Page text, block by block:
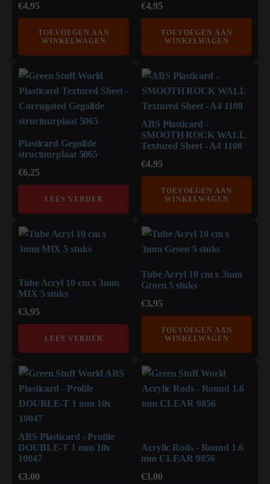
€4,95
TOEVOEGEN AAN
WINKELWAGEN
€4,95
TOEVOEGEN AAN
WINKELWAGEN
Plasticard Gegolfde
structuurplaat 5065
€6,25
LEES VERDER
ABS Plasticard -
SMOOTH ROCK WALL
Textured Sheet - A4 1108
€4,95
TOEVOEGEN AAN
WINKELWAGEN
Tube Acryl 10 cm x 3mm
MIX 5 stuks
€3,95
LEES VERDER
Tube Acryl 10 cm x 3mm
Groen 5 stuks
€3,95
TOEVOEGEN AAN
WINKELWAGEN
ABS Plasticard - Profile
DOUBLE-T 1 mm 10x
10047
€3,00
Acrylic Rods - Round 1.6
mm CLEAR 9856
€3,00